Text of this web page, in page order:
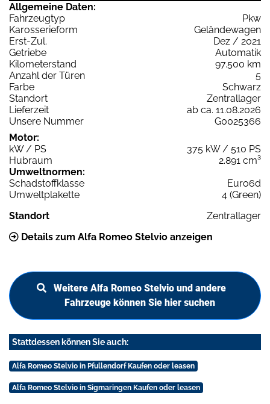
Allgemeine Daten:
Fahrzeugtyp
Pkw
Karosserieform
Geländewagen
Erst-Zul.
Dez / 2021
Getriebe
Automatik
Kilometerstand
97.500 km
Anzahl der Türen
5
Farbe
Schwarz
Standort
Zentrallager
Lieferzeit
ab ca. 11.08.2026
Unsere Nummer
G0025366
Motor:
kW / PS
375 kW / 510 PS
Hubraum
2.891 cm³
Umweltnormen:
Schadstoffklasse
Euro6d
Umweltplakette
4 (Green)
Standort
Zentrallager
Details zum Alfa Romeo Stelvio anzeigen
Weitere Alfa Romeo Stelvio und andere
Fahrzeuge können Sie hier suchen
Stattdessen können Sie auch:
Alfa Romeo Stelvio in Pfullendorf Kaufen oder leasen
Alfa Romeo Stelvio in Sigmaringen Kaufen oder leasen